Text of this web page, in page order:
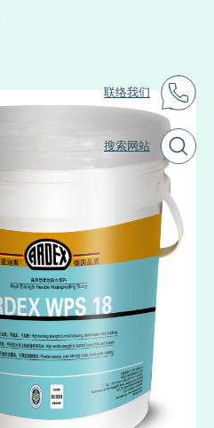
联络我们
搜索网站